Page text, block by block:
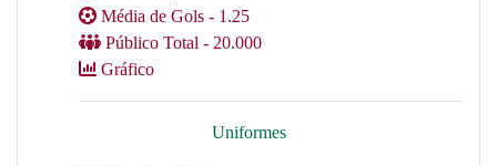
Média de Gols - 1.25
Público Total - 20.000
Gráfico
Uniformes